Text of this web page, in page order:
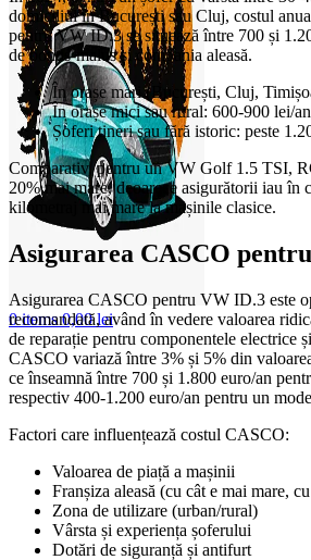
0items 0,00lei
domiciliul în București sau Cluj, costul
pentru VW ID.3 se situează între 700 și
de bonus-malus și compania aleasă.
În orașe mari (București, Cluj,
În orașe mici sau rural: 600-900 lei/an
Șoferi tineri sau fără istoric: peste
Comparativ, pentru un VW Golf 1.5 TSI,
20% mai mare, deoarece asigurătorii iau în
kilometraj mai mare la mașinile clasice.
Asigurarea CASCO
Asigurarea CASCO pentru VW ID.3 este
recomandată, având în vedere valoarea
de reparație pentru componentele electrice
CASCO variază între 3% și 5% din
ce înseamnă între 700 și 1.800 euro/an
respectiv 400-1.200 euro/an pentru un
Factori care influențează costul CASCO:
Valoarea de piață a mașinii
Franșiza aleasă (cu cât e mai mare,
Zona de utilizare (urban/rural)
Vârsta și experiența șoferului
Dotări de siguranță și antifurt